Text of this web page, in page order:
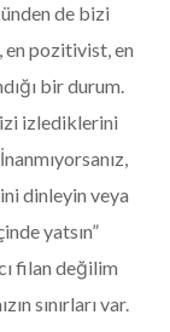
de bizi
pozitivist, en
bir durum.
izlediklerini
dinleyin veya
yatsın”
filan değilim
sınırları var.